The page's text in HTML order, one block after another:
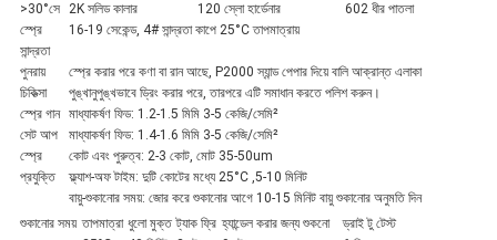
>30°সে 2K সলিড কালার 120 স্লো হার্ডেনার
602 ধীর পাতলা
স্প্রে
সান্দ্রতা
16-19 সেকেন্ড, 4# সান্দ্রতা কাপে 25°C তাপমাত্রায়
পুনরায়
চিকিত্সা
স্প্রে করার পরে কণা বা রান আছে, P2000 স্যান্ড পেপার দিয়ে বালি আক্রান্ত এলাকা
পুঙ্খানুপুঙ্খভাবে ড্রিং করার পরে, তারপরে এটি সমাধান করতে পলিশ করুন।
স্প্রে গান
সেট আপ
মাধ্যাকর্ষণ ফিড: 1.2-1.5 মিমি 3-5 কেজি/সেমি²
মাধ্যাকর্ষণ ফিড: 1.4-1.6 মিমি 3-5 কেজি/সেমি²
স্প্রে
প্রযুক্তি
কোট এবং পুরুত্ব: 2-3 কোট, মোট 35-50um
ফ্ল্যাশ-অফ টাইম: দুটি কোটের মধ্যে 25°C ,5-10 মিনিট
বায়ু-শুকানোর সময়: জোর করে শুকানোর আগে 10-15 মিনিট বায়ু শুকানোর অনুমতি দিন
শুকানোর সময় তাপমাত্রা ধুলো মুক্ত ট্যাক ফ্রি হ্যান্ডেল করার জন্য শুকনো
ড্রাই টু টেস্ট